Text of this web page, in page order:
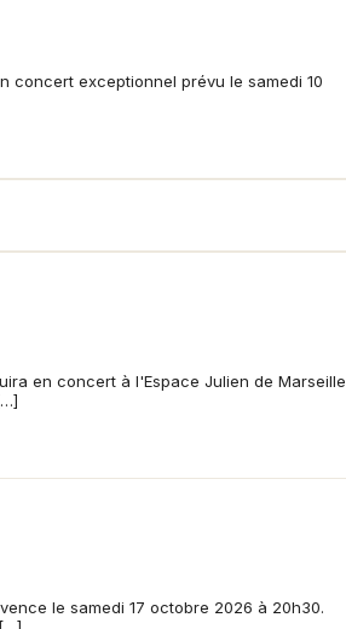
concert exceptionnel prévu le samedi 10
en concert à l'Espace Julien de Marseille
le samedi 17 octobre 2026 à 20h30.